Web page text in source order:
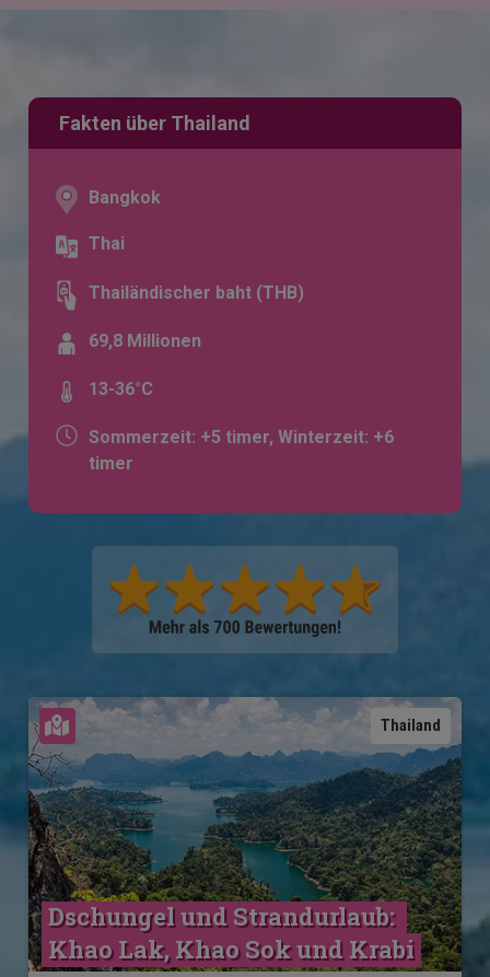
Fakten über Thailand
Bangkok
Thai
Thailändischer baht (THB)
69,8 Millionen
13-36°C
Sommerzeit: +5 timer, Winterzeit: +6
timer
Thailand
Karte ansehen
Dschungel und Strandurlaub:
Khao Lak, Khao Sok und Krabi